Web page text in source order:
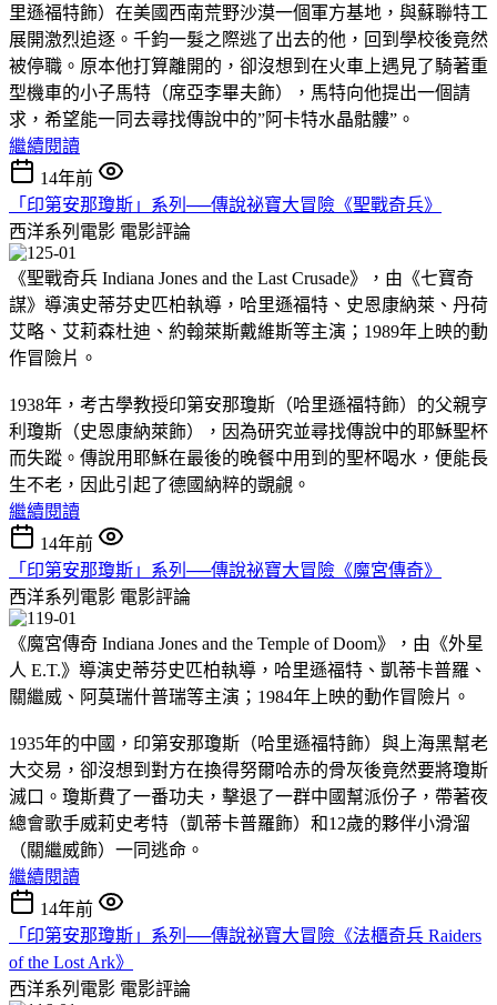
里遜福特飾）在美國西南荒野沙漠一個軍方基地，與蘇聯特工
展開激烈追逐。千鈞一髮之際逃了出去的他，回到學校後竟然
被停職。原本他打算離開的，卻沒想到在火車上遇見了騎著重
型機車的小子馬特（席亞李畢夫飾），馬特向他提出一個請
求，希望能一同去尋找傳說中的”阿卡特水晶骷髏”。
繼續閱讀
14年前
「印第安那瓊斯」系列──傳說祕寶大冒險《聖戰奇兵》
西洋系列電影 電影評論
《聖戰奇兵 Indiana Jones and the Last Crusade》，由《七寶奇
謀》導演史蒂芬史匹柏執導，哈里遜福特、史恩康納萊、丹荷
艾略、艾莉森杜迪、約翰萊斯戴維斯等主演；1989年上映的動
作冒險片。
1938年，考古學教授印第安那瓊斯（哈里遜福特飾）的父親亨
利瓊斯（史恩康納萊飾），因為研究並尋找傳說中的耶穌聖杯
而失蹤。傳說用耶穌在最後的晚餐中用到的聖杯喝水，便能長
生不老，因此引起了德國納粹的覬覦。
繼續閱讀
14年前
「印第安那瓊斯」系列──傳說祕寶大冒險《魔宮傳奇》
西洋系列電影 電影評論
《魔宮傳奇 Indiana Jones and the Temple of Doom》，由《外星
人 E.T.》導演史蒂芬史匹柏執導，哈里遜福特、凱蒂卡普羅、
關繼威、阿莫瑞什普瑞等主演；1984年上映的動作冒險片。
1935年的中國，印第安那瓊斯（哈里遜福特飾）與上海黑幫老
大交易，卻沒想到對方在換得努爾哈赤的骨灰後竟然要將瓊斯
滅口。瓊斯費了一番功夫，擊退了一群中國幫派份子，帶著夜
總會歌手威莉史考特（凱蒂卡普羅飾）和12歲的夥伴小滑溜
（關繼威飾）一同逃命。
繼續閱讀
14年前
「印第安那瓊斯」系列──傳說祕寶大冒險《法櫃奇兵 Raiders
of the Lost Ark》
西洋系列電影 電影評論